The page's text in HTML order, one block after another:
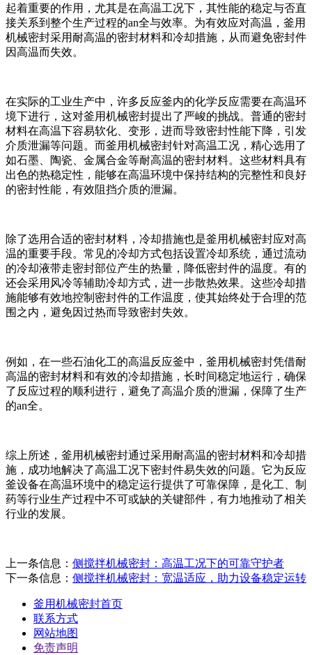
起着重要的作用，尤其是在高温工况下，其性能的稳定与否直
接关系到整个生产过程的an全与效率。为有效应对高温，釜用
机械密封采用耐高温的密封材料和冷却措施，从而避免密封件
因高温而失效。
在实际的工业生产中，许多反应釜内的化学反应需要在高温环
境下进行，这对釜用机械密封提出了严峻的挑战。普通的密封
材料在高温下容易软化、变形，进而导致密封性能下降，引发
介质泄漏等问题。而釜用机械密封针对高温工况，精心选用了
如石墨、陶瓷、金属合金等耐高温的密封材料。这些材料具有
出色的热稳定性，能够在高温环境中保持结构的完整性和良好
的密封性能，有效阻挡介质的泄漏。
除了选用合适的密封材料，冷却措施也是釜用机械密封应对高
温的重要手段。常见的冷却方式包括设置冷却系统，通过流动
的冷却液带走密封部位产生的热量，降低密封件的温度。有的
还会采用风冷等辅助冷却方式，进一步散热效果。这些冷却措
施能够有效地控制密封件的工作温度，使其始终处于合理的范
围之内，避免因过热而导致密封失效。
例如，在一些石油化工的高温反应釜中，釜用机械密封凭借耐
高温的密封材料和有效的冷却措施，长时间稳定地运行，确保
了反应过程的顺利进行，避免了高温介质的泄漏，保障了生产
的an全。
综上所述，釜用机械密封通过采用耐高温的密封材料和冷却措
施，成功地解决了高温工况下密封件易失效的问题。它为反应
釜设备在高温环境中的稳定运行提供了可靠保障，是化工、制
药等行业生产过程中不可或缺的关键部件，有力地推动了相关
行业的发展。
上一条信息： 侧搅拌机械密封：高温工况下的可靠守护者
下一条信息： 侧搅拌机械密封：宽温适应，助力设备稳定运转
釜用机械密封首页
联系方式
网站地图
免责声明